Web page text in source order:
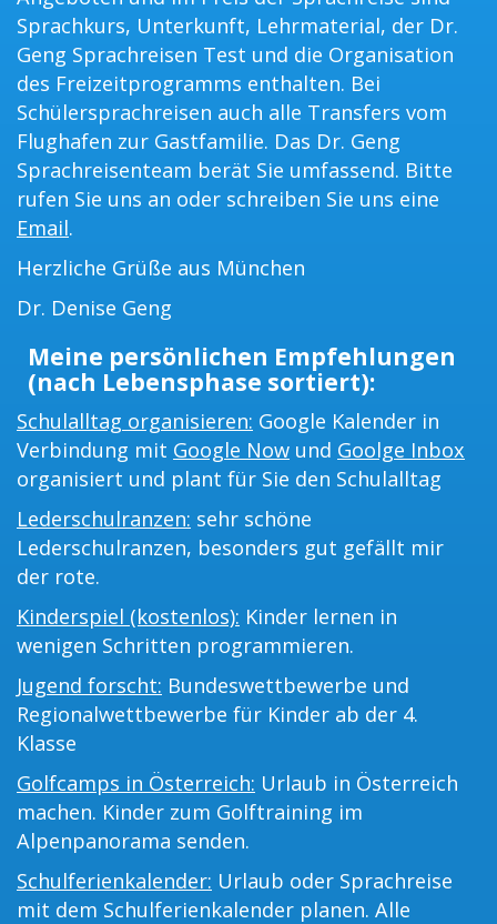
Sprachkurs, Unterkunft, Lehrmaterial, der Dr.
Geng Sprachreisen Test und die Organisation
des Freizeitprogramms enthalten. Bei
Schülersprachreisen auch alle Transfers vom
Flughafen zur Gastfamilie. Das Dr. Geng
Sprachreisenteam berät Sie umfassend. Bitte
rufen Sie uns an oder schreiben Sie uns eine
Email.
Herzliche Grüße aus München
Dr. Denise Geng
Meine persönlichen Empfehlungen
(nach Lebensphase sortiert):
Schulalltag organisieren: Google Kalender in
Verbindung mit Google Now und Goolge Inbox
organisiert und plant für Sie den Schulalltag
Lederschulranzen: sehr schöne
Lederschulranzen, besonders gut gefällt mir
der rote.
Kinderspiel (kostenlos): Kinder lernen in
wenigen Schritten programmieren.
Jugend forscht: Bundeswettbewerbe und
Regionalwettbewerbe für Kinder ab der 4.
Klasse
Golfcamps in Österreich: Urlaub in Österreich
machen. Kinder zum Golftraining im
Alpenpanorama senden.
Schulferienkalender: Urlaub oder Sprachreise
mit dem Schulferienkalender planen. Alle